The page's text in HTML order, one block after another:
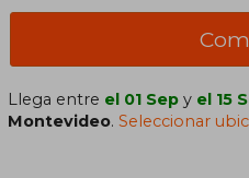
Llega entre el 01 Sep y el 15
Montevideo.Seleccionar